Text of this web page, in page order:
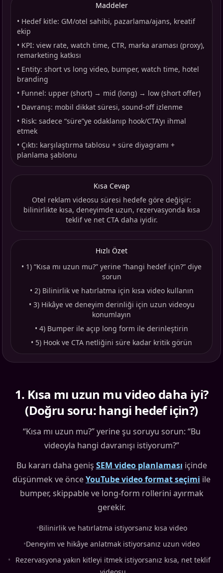
Maddeler
• Hedef kitle: GM/otel sahibi, pazarlama/ajans, kreatif
ekip
• KPI: view rate, watch time, CTR, marka araması (proxy),
remarketing katkısı
• Entity: short vs long video, bumper, watch time, hotel
branding
• Funnel: upper (short) → mid (long) → low (short offer)
• Davranış: mobil dikkat süresi, sound-off izlenme
• Risk: sadece “süre”ye odaklanıp hook/CTA’yı ihmal
etmek
• Çıktı: karşılaştırma tablosu + süre diyagramı +
planlama şablonu
Kısa Cevap
Otel reklam videosu süresi hedefe göre değişir:
bilinirlikte kısa, deneyimde uzun, rezervasyonda kısa
teklif ve net CTA daha iyidir.
Hızlı Özet
• 1) “Kısa mı uzun mu?” yerine “hangi hedef için?” diye
sorun
• 2) Bilinirlik ve hatırlatma için kısa video kullanın
• 3) Hikâye ve deneyim derinliği için uzun videoyu
konumlayın
• 4) Bumper ile açıp long form ile derinleştirin
• 5) Hook ve CTA netliğini süre kadar kritik görün
1. Kısa mı uzun mu video daha iyi?
(Doğru soru: hangi hedef için?)
“Kısa mı uzun mu?” yerine şu soruyu sorun: “Bu
videoyla hangi davranışı istiyorum?”
Bu kararı daha geniş SEM video planlaması içinde
düşünmek ve önceYouTube video format seçimi ile
bumper, skippable ve long-form rollerini ayırmak
gerekir.
•Bilinirlik ve hatırlatma istiyorsanız kısa video
•Deneyim ve hikâye anlatmak istiyorsanız uzun video
•
Rezervasyona yakın kitleyi itmek istiyorsanız kısa, net teklif